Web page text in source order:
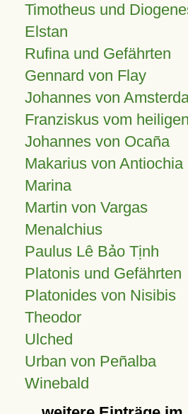
Timotheus und
Elstan
Rufina und Gefährten
Gennard von Flay
Johannes von
Franziskus vom
Johannes von Ocaña
Makarius von
Marina
Martin von Vargas
Menalchius
Paulus Lê Bảo Tịnh
Platonis und Gefährten
Platonides von Nisibis
Theodor
Ulched
Urban von Peñalba
Winebald